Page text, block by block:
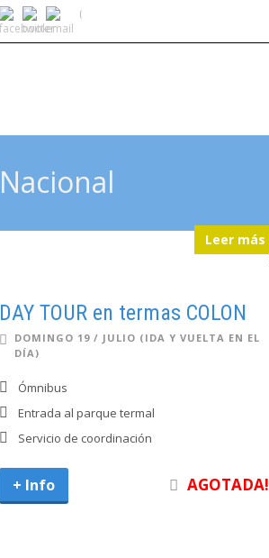
Nacional
Leer más
DAY TOUR en termas COLON
DOMINGO 19 / JULIO (IDA Y VUELTA EN EL
DÍA)
Ómnibus
Entrada al parque termal
Servicio de coordinación
AGOTADA!